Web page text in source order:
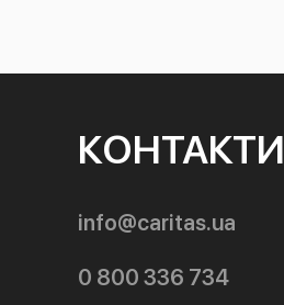
КОНТАКТИ
info@caritas.ua
0 800 336 734